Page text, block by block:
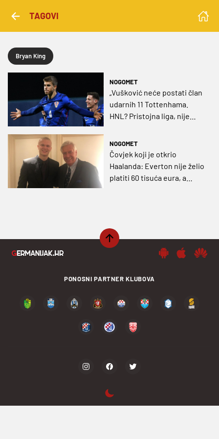
TAGOVI
Bryan King
NOGOMET
„Vušković neće postati član
udarnih 11 Tottenhama.
HNL? Pristojna liga, nije
NOGOMET
Čovjek koji je otkrio
Haalanda: Everton nije želio
platiti 60 tisuća eura, a
PONOSNI PARTNER KLUBOVA